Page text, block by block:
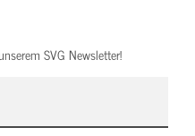
SVG Newsletter!